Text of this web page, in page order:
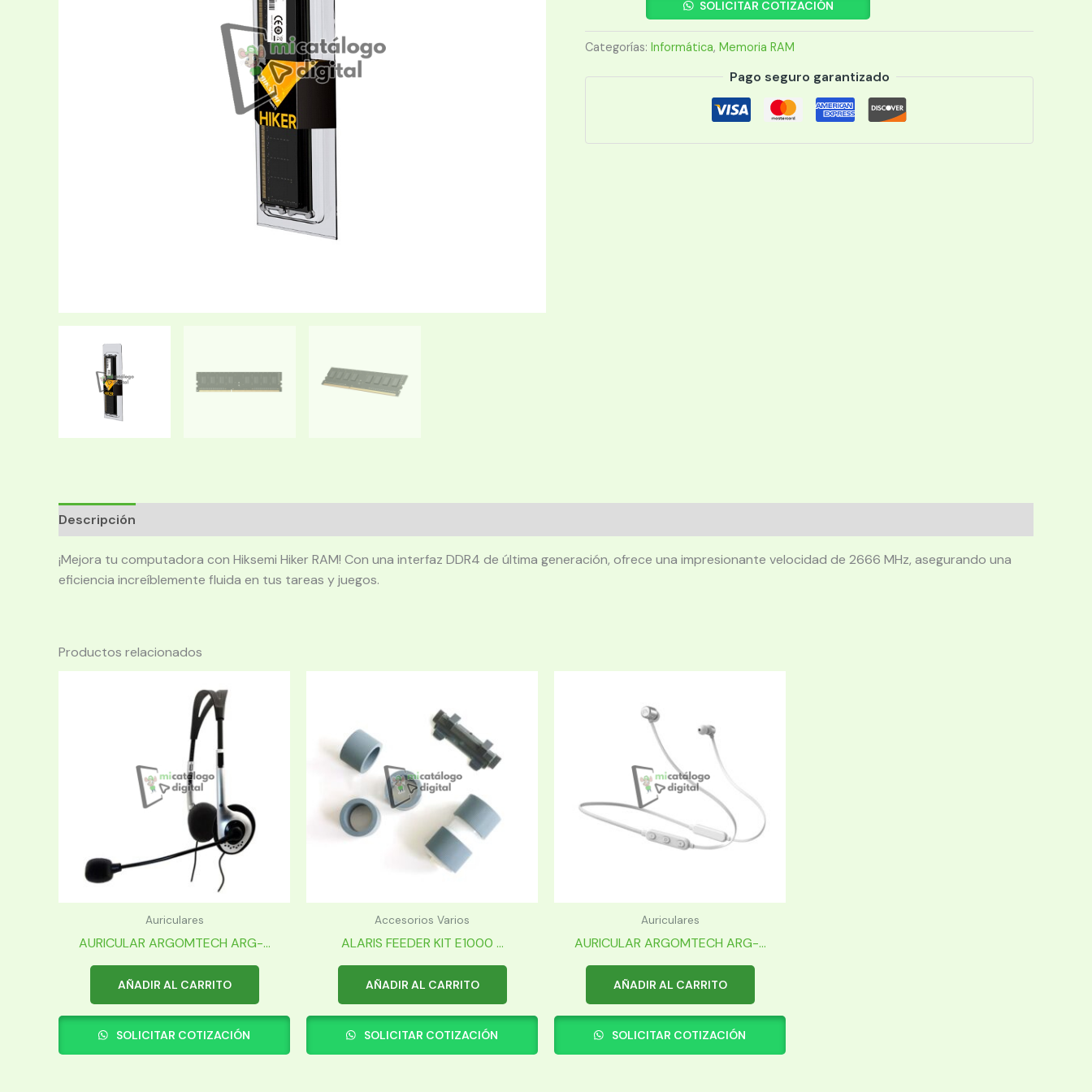
8G
HIKER
SOLICITAR COTIZACIÓN
Categorías: Informática, Memoria RAM
Pago seguro garantizado
Descripción
¡Mejora tu computadora con Hiksemi Hiker RAM! Con una interfaz DDR4 de última generación, ofrece una impresionante velocidad de 2666 MHz, asegurando una
eficiencia increíblemente fluida en tus tareas y juegos.
Productos relacionados
Auriculares
AURICULAR ARGOMTECH ARG-...
AÑADIR AL CARRITO
SOLICITAR COTIZACIÓN
Accesorios Varios
ALARIS FEEDER KIT E1000 ...
AÑADIR AL CARRITO
SOLICITAR COTIZACIÓN
Auriculares
AURICULAR ARGOMTECH ARG-...
AÑADIR AL CARRITO
SOLICITAR COTIZACIÓN